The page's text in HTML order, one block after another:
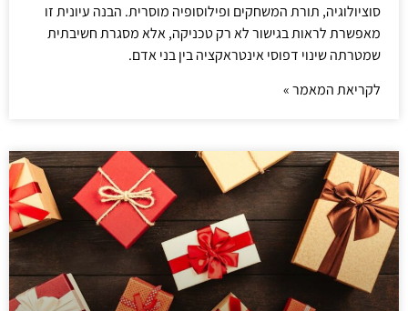
סוציולוגיה, תורת המשחקים ופילוסופיה מוסרית. הבנה עיונית זו
מאפשרת לראות בגישור לא רק טכניקה, אלא מסגרת חשיבתית
שמטרתה שינוי דפוסי אינטראקציה בין בני אדם.
לקריאת המאמר »